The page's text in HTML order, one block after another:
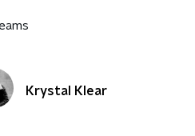
Krystal Klear